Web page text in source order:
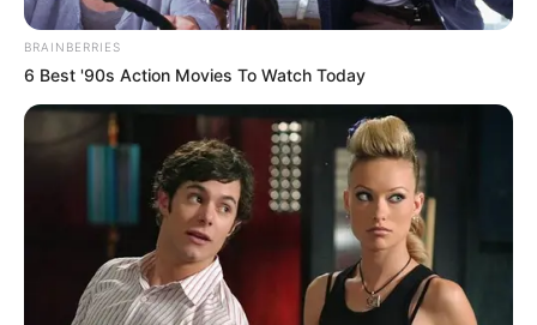
BRAINBERRIES
6 Best '90s Action Movies To Watch Today